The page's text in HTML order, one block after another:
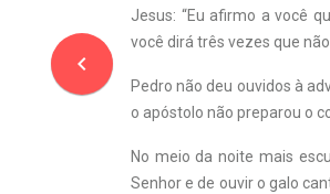
navigate_before
Jesus: “Eu afirmo a você
você dirá três vezes que
Pedro não deu ouvidos à
o apóstolo não preparou o
No meio da noite mais
Senhor e de ouvir o galo